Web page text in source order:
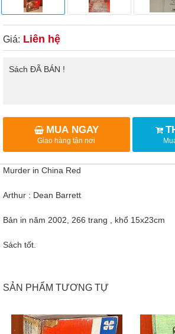
Giá: Liên hệ
Sách ĐÃ BÁN !
MUA NGAY
Giao hàng tận nơi
Murder in China Red
Arthur : Dean Barrett
Bản in năm 2002, 266 trang , khổ 15x23cm
Sách tốt.
SẢN PHẨM TƯƠNG TỰ